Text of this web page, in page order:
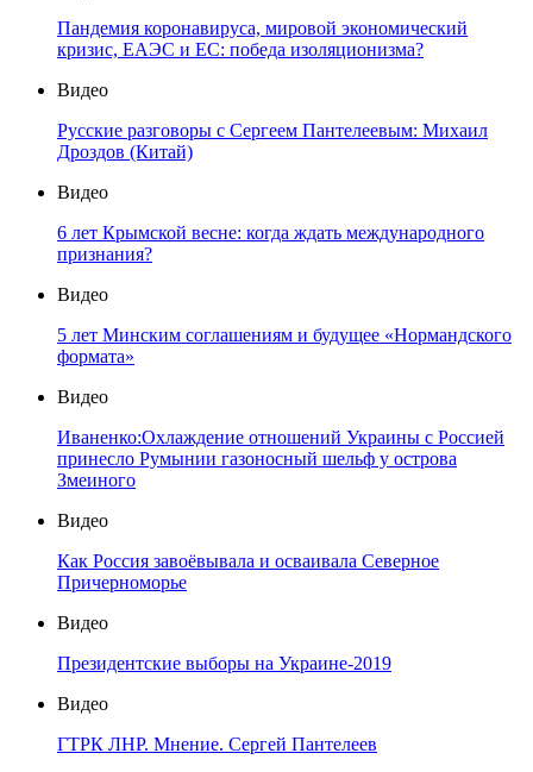
Пандемия коронавируса, мировой экономический
кризис, ЕАЭС и ЕС: победа изоляционизма?
Видео
Русские разговоры с Сергеем Пантелеевым: Михаил
Дроздов (Китай)
Видео
6 лет Крымской весне: когда ждать международного
признания?
Видео
5 лет Минским соглашениям и будущее «Нормандского
формата»
Видео
Иваненко:Охлаждение отношений Украины с Россией
принесло Румынии газоносный шельф у острова
Змеиного
Видео
Как Россия завоёвывала и осваивала Северное
Причерноморье
Видео
Президентские выборы на Украине-2019
Видео
ГТРК ЛНР. Мнение. Сергей Пантелеев